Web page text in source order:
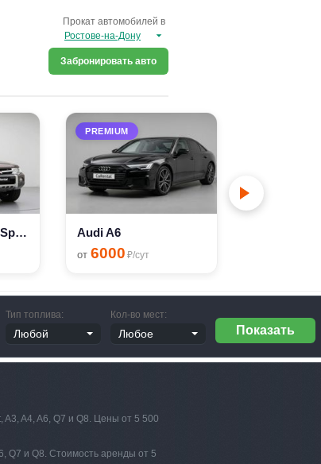
Прокат автомобилей в
Забронировать авто
Mitsubishi Pajero Sport
PREMIUM
Audi A6
от 6000 ₽/сут
Тип топлива: Кол-во мест:
A4, A6, Q7 и Q8. Цены от 5 500
Q7 и Q8. Стоимость аренды от 5